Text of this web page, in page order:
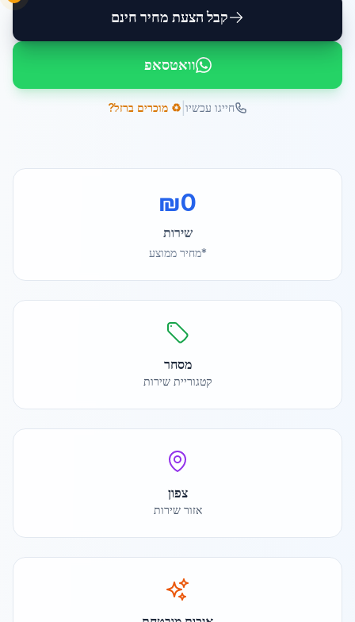
קבל הצעת מחיר חינם
וואטסאפ
חייגו עכשיו ♻️ מוכרים ברזל?
₪0
שירות
*מחיר ממוצע
מסחר
קטגוריית שירות
צפון
אזור שירות